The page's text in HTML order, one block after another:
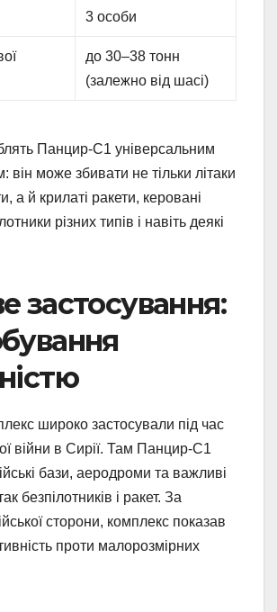
3 особи
до 30–38 тонн
(залежно від шасі)
Панцир-С1 універсальним
він може збивати не тільки літаки
а й крилаті ракети, керовані
різних типів і навіть деякі
застосування:
широко застосували під час
війни в Сирії. Там Панцир-С1
бази, аеродроми та важливі
безпілотників і ракет. За
сторони, комплекс показав
проти малорозмірних